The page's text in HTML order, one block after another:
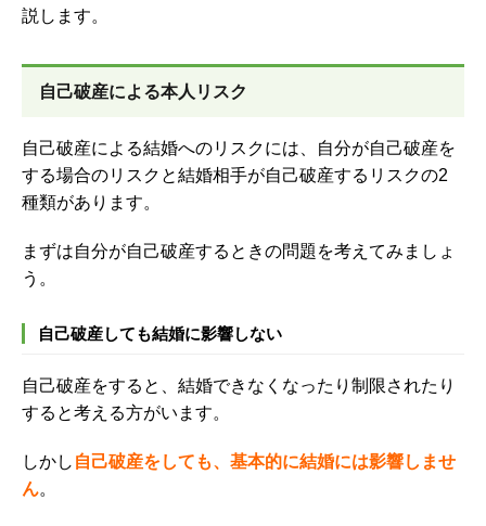
説します。
自己破産による本人リスク
自己破産による結婚へのリスクには、自分が自己破産を
する場合のリスクと結婚相手が自己破産するリスクの2
種類があります。
まずは自分が自己破産するときの問題を考えてみましょ
う。
自己破産しても結婚に影響しない
自己破産をすると、結婚できなくなったり制限されたり
すると考える方がいます。
しかし 自己破産をしても、基本的に結婚には影響しませ
ん。